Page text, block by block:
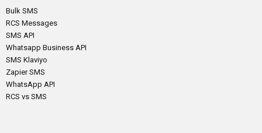
Bulk SMS
RCS Messages
SMS API
Whatsapp Business API
SMS Klaviyo
Zapier SMS
WhatsApp API
RCS vs SMS